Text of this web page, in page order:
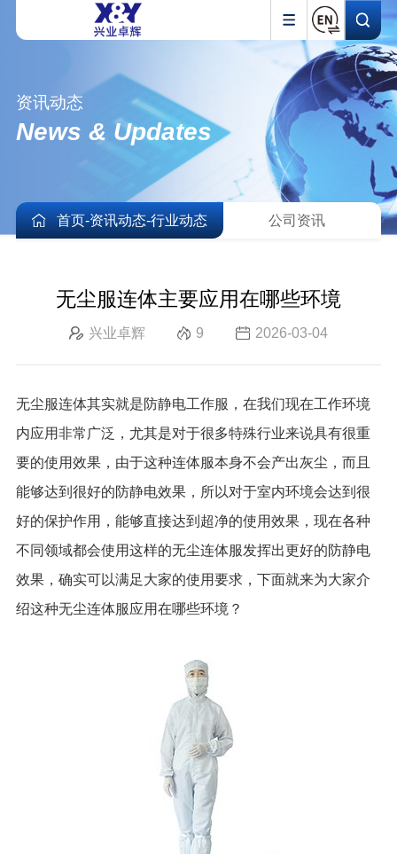
资讯动态
News & Updates
首页-资讯动态-行业动态 公司资讯
无尘服连体主要应用在哪些环境
兴业卓辉 9 2026-03-04
无尘服连体其实就是防静电工作服，在我们现在工作环境
内应用非常广泛，尤其是对于很多特殊行业来说具有很重
要的使用效果，由于这种连体服本身不会产出灰尘，而且
能够达到很好的防静电效果，所以对于室内环境会达到很
好的保护作用，能够直接达到超净的使用效果，现在各种
不同领域都会使用这样的无尘连体服发挥出更好的防静电
效果，确实可以满足大家的使用要求，下面就来为大家介
绍这种无尘连体服应用在哪些环境？